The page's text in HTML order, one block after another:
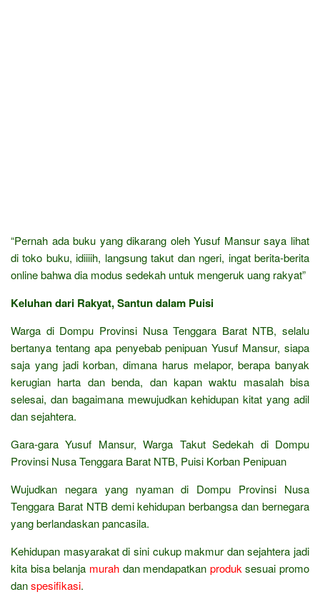
“Pernah ada buku yang dikarang oleh Yusuf Mansur saya lihat
di toko buku, idiiiih, langsung takut dan ngeri, ingat berita-berita
online bahwa dia modus sedekah untuk mengeruk uang rakyat”
Keluhan dari Rakyat, Santun dalam Puisi
Warga di Dompu Provinsi Nusa Tenggara Barat NTB, selalu
bertanya tentang apa penyebab penipuan Yusuf Mansur, siapa
saja yang jadi korban, dimana harus melapor, berapa banyak
kerugian harta dan benda, dan kapan waktu masalah bisa
selesai, dan bagaimana mewujudkan kehidupan kitat yang adil
dan sejahtera.
Gara-gara Yusuf Mansur, Warga Takut Sedekah di Dompu
Provinsi Nusa Tenggara Barat NTB, Puisi Korban Penipuan
Wujudkan negara yang nyaman di Dompu Provinsi Nusa
Tenggara Barat NTB demi kehidupan berbangsa dan bernegara
yang berlandaskan pancasila.
Kehidupan masyarakat di sini cukup makmur dan sejahtera jadi
kita bisa belanja murahdan mendapatkan produk sesuai promo
danspesifikasi.